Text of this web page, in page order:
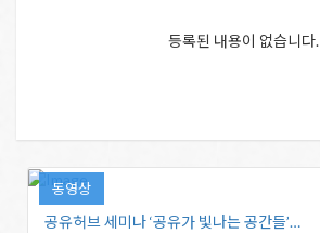
등록된 내용이 없습니다.
동영상
공유허브 세미나 ‘공유가 빛나는 공간들’…